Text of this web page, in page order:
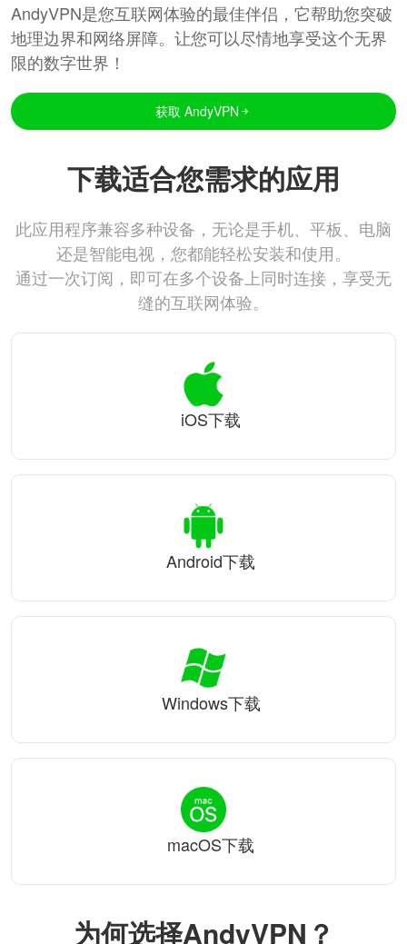
AndyVPN是您互联网体验的最佳伴侣，它帮助您突破
地理边界和网络屏障。让您可以尽情地享受这个无界
限的数字世界！
获取 AndyVPN
为何选择AndyVPN？
下载适合您需求的应用
此应用程序兼容多种设备，无论是手机、平板、电脑
还是智能电视，您都能轻松安装和使用。
通过一次订阅，即可在多个设备上同时连接，享受无
缝的互联网体验。
iOS下载
Android下载
Windows下载
macOS下载